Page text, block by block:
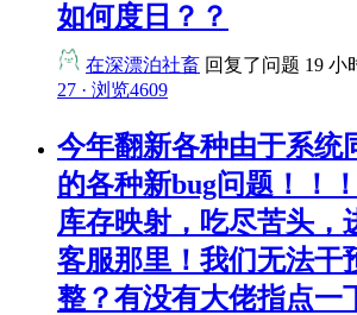
如何度日？？
在深漂泊社畜 回复了问题 19 小
27 · 浏览4609
今年翻新各种由于系统
的各种新bug问题！！
库存映射，吃尽苦头，
客服那里！我们无法干
整？有没有大佬指点一